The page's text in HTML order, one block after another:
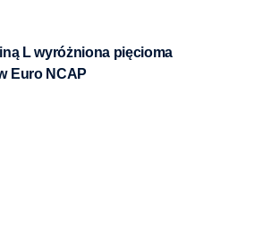
L wyróżniona pięcioma
Euro NCAP